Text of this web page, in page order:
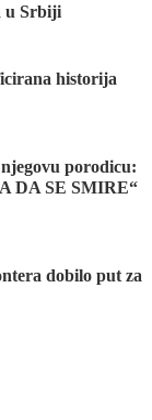
u Srbiji
historija
porodicu:
DA SE SMIRE“
dobilo put za